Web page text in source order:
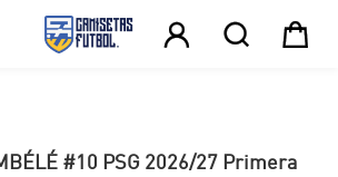
  
#10 PSG 2026/27 Primera